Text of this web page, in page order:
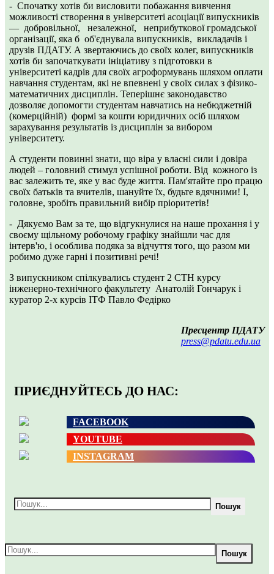
- Спочатку хотів би висловити побажання вивчення
можливості створення в університеті асоціації випускників
— добровільної, незалежної, неприбуткової громадської
організації, яка б об'єднувала випускників, викладачів і
друзів ПДАТУ. А звертаючись до своїх колег, випускників
хотів би започаткувати ініціативу з підготовки в
університеті кадрів для своїх агроформувань шляхом оплати
навчання студентам, які не впевнені у своїх силах з фізико-
математичних дисциплін. Теперішнє законодавство
дозволяє допомогти студентам навчатись на небюджетній
(комерційній) формі за кошти юридичних осіб шляхом
зарахування результатів із дисциплін за вибором
університету.
А студенти повинні знати, що віра у власні сили і довіра
людей – головний стимул успішної роботи. Від кожного із
вас залежить те, яке у вас буде життя. Пам'ятайте про працю
своїх батьків та вчителів, шануйте їх, будьте вдячними! І,
головне, зробіть правильний вибір пріоритетів!
- Дякуємо Вам за те, що відгукнулися на наше прохання і у
своєму щільному робочому графіку знайшли час для
інтерв'ю, і особлива подяка за відчуття того, що разом ми
робимо дуже гарні і позитивні речі!
З випускником спілкувались студент 2 СТН курсу
інженерно-технічного факультету Анатолій Гончарук і
куратор 2-х курсів ІТФ Павло Федірко
Пресцентр ПДАТУ
press@pdatu.edu.ua
ПРИЄДНУЙТЕСЬ ДО НАС:
FACEBOOK
YOUTUBE
INSTAGRAM
Пошук
Пошук